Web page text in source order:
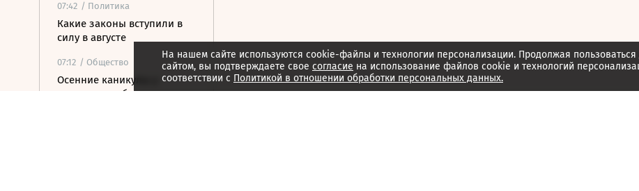
07:42 / Политика
Какие законы вступили в
силу в августе
07:12 / Общество
Осенние каникулы у
школьников будут длиться
На нашем сайте используются cookie-файлы и технологии персонализации. Продолжая
сайтом, вы подтверждаете свое согласие на использование файлов cookie и технологий
соответствии с Политикой в отношении обработки персональных данных.